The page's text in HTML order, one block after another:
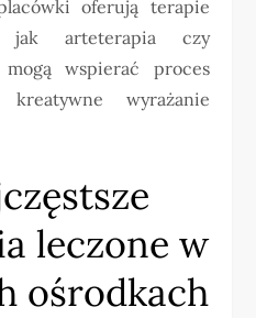
oferują terapie
jak arteterapia czy
wspierać proces
wyrażanie
leczone w
ośrodkach